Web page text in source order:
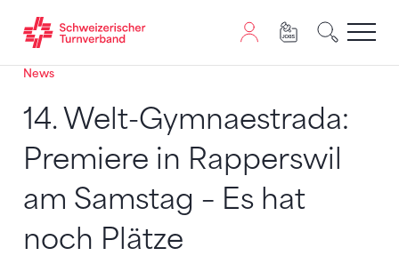
Zum Inhalt springen
Zur Sitemap navigieren
Zum Navigieren dieser Seite wird JavaScript benötigt.
News
14. Welt-Gymnaestrada:
Premiere in Rapperswil
am Samstag – Es hat
noch Plätze